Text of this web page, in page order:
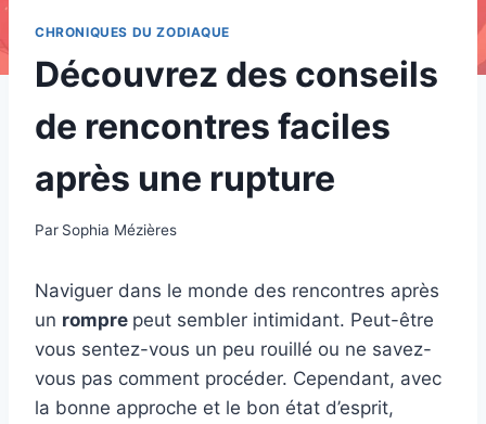
CHRONIQUES DU ZODIAQUE
Découvrez des conseils
de rencontres faciles
après une rupture
Par Sophia Mézières
Naviguer dans le monde des rencontres après
un rompre peut sembler intimidant. Peut-être
vous sentez-vous un peu rouillé ou ne savez-
vous pas comment procéder. Cependant, avec
la bonne approche et le bon état d’esprit,